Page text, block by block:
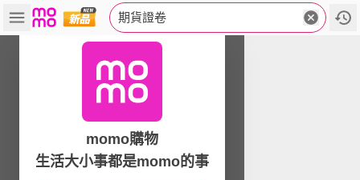
期貨證卷
momo購物
生活大小事都是momo的事